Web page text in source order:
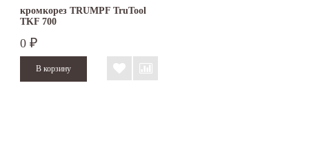
кромкорез TRUMPF TruTool
TKF 700
0 ₽